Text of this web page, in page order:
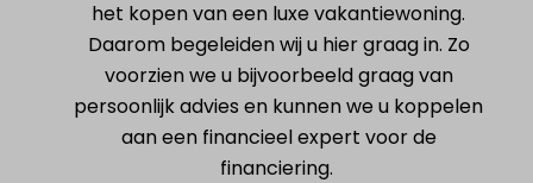
het kopen van een luxe vakantiewoning.
Daarom begeleiden wij u hier graag in. Zo
voorzien we u bijvoorbeeld graag van
persoonlijk advies en kunnen we u koppelen
aan een financieel expert voor de
financiering.